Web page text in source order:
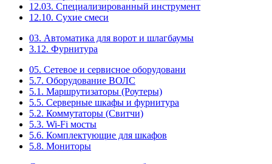
12.03. Специализированный инструмент
12.10. Сухие смеси
03. Автоматика для ворот и шлагбаумы
3.12. Фурнитура
05. Сетевое и сервисное оборудовани
5.7. Оборудование ВОЛС
5.1. Маршрутизаторы (Роутеры)
5.5. Серверные шкафы и фурнитура
5.2. Коммутаторы (Свитчи)
5.3. Wi-Fi мосты
5.6. Комплектующие для шкафов
5.8. Мониторы